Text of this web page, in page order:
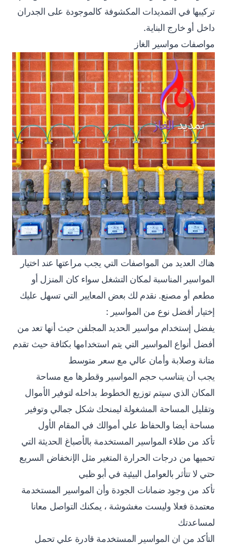
تركيبها في التمديدات المكشوفة كالموجودة على الجدران
داخل أو خارج البناية.
مواصفات مواسير الغاز
هناك العديد من المواصفات التي يجب مراعتها عند اختيار
المواسير المناسبة لمكان التشغل سواء كان المنزل أو
مطعم أو مصنع. نقدم لك بعض المعايير التي تسهل عليك
إختيار أفضل نوع من المواسير :
يفضل إستخدام مواسير الحديد المجلفن حيث أنها تعد من
أفضل أنواع المواسير التي يتم استخدامها بكثافة حيث تقدم
متانة وصلابة وأمان عالي مع سعر متوسط
يجب أن يتناسب حجم المواسير وقطرها مع مساحة
المكان الذي سيتم توزيع الخطوط بداخله لتوفير الأموال
وتقليل المساحة المشغولة ليمنحك شكل جمالي وتوفير
مساحة أيضا والحفاظ علي أموالك في المقام الأول
تأكد من طلاء المواسير المستخدمة بالأصباغ الحديثة التي
تحميها من درجات الحرارة المتغير مثل الإنخفاض السريع
حتي لا تتأثر بالعوامل البيئية في أبو ظبي
تأكد من وجود ضمانات الجودة وأن المواسير المستخدمة
معتمدة فعلا وليست مغشوشة ، يمكنك التواصل معانا
لمساعدتك
التأكد من ان المواسير المستخدمة قادرة علي تحمل